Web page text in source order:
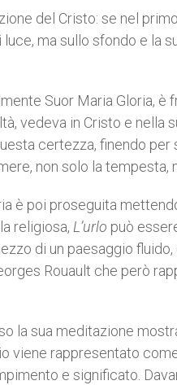
del Cristo: se nel
ma sullo sfondo e la
Suor Maria Gloria, è
vedeva in Cristo e nella
certezza, finendo
non solo la tempesta,
è poi proseguita
religiosa, L’urlo può
di un paesaggio
Rouault che però
la sua meditazione
viene rappresentato
e significato.